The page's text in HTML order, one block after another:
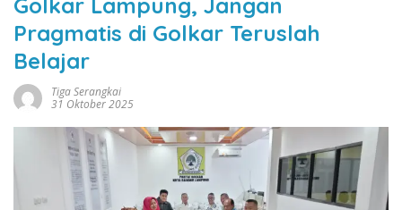
Golkar Lampung, Jangan
Pragmatis di Golkar Teruslah
Belajar
Tiga Serangkai
31 Oktober 2025